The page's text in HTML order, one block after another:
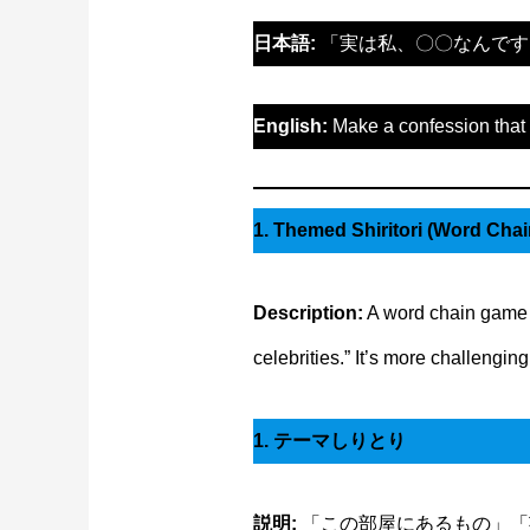
日本語: 「実は私、〇〇なんで
English: Make a confession
1. Themed Shiritori (Word
Description: A word chain
celebrities.” It’s more
1. テーマしりとり
説明: 「この部屋にあるもの」